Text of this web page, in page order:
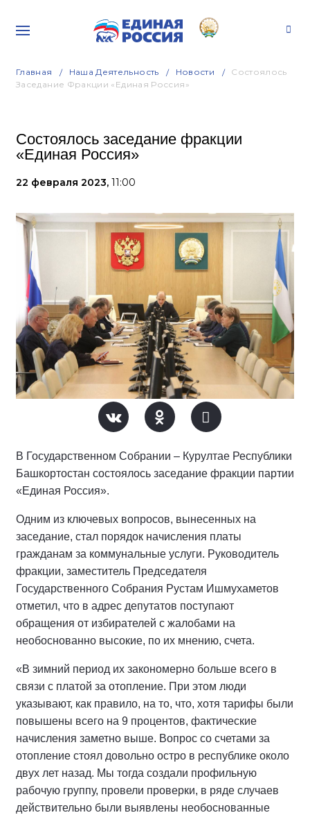
Главная Наша Деятельность Новости
Состоялось
Заседание Фракции «Единая Россия»
Состоялось заседание фракции
«Единая Россия»
22 февраля 2023, 11:00
В Государственном Собрании – Курултае Республики
Башкортостан состоялось заседание фракции партии
«Единая Россия».
Одним из ключевых вопросов, вынесенных на
заседание, стал порядок начисления платы
гражданам за коммунальные услуги. Руководитель
фракции, заместитель Председателя
Государственного Собрания Рустам Ишмухаметов
отметил, что в адрес депутатов поступают
обращения от избирателей с жалобами на
необоснованно высокие, по их мнению, счета.
«В зимний период их закономерно больше всего в
связи с платой за отопление. При этом люди
указывают, как правило, на то, что, хотя тарифы были
повышены всего на 9 процентов, фактические
начисления заметно выше. Вопрос со счетами за
отопление стоял довольно остро в республике около
двух лет назад. Мы тогда создали профильную
рабочую группу, провели проверки, в ряде случаев
действительно были выявлены необоснованные